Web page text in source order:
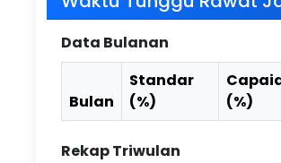
Data Bulanan
Bulan
Standar
(%)
(%)
Rekap Triwulan